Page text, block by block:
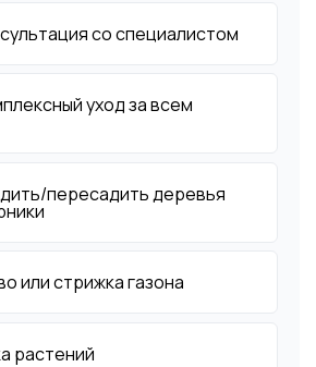
со специалистом
уход за всем
пересадить деревья
или стрижка газона
растений